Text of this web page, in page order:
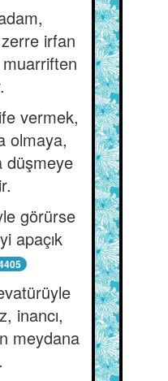
irfan
vermek,
olmaya,
düşmeye
görürse
apaçık
inancı,
meydana